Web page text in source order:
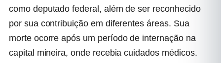
como deputado federal, além de ser reconhecido
por sua contribuição em diferentes áreas. Sua
morte ocorre após um período de internação na
capital mineira, onde recebia cuidados médicos.